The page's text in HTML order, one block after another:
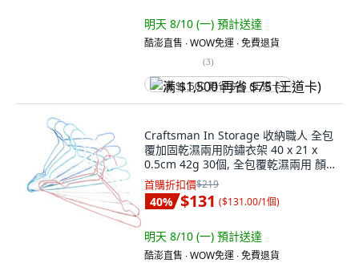
明天 8/10 (一) 預計送達
酷澎直售 ∙ WOW免運 ∙ 免費退貨
(3)
满 $1,500 再省 $75 (王道卡)
Craftsman In Storage 收納職人 全包
覆加固乾濕兩用防鏽衣架 40 x 21 x
0.5cm 42g 30個, 全包覆乾濕兩用 顏
色隨機, 1組
首購折扣價$219
40% $131 ($131.00/1個)
明天 8/10 (一) 預計送達
酷澎直售 ∙ WOW免運 ∙ 免費退貨